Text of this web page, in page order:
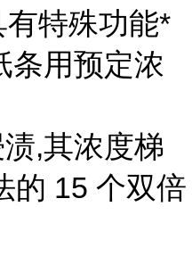
特殊功能*
条用预定浓
,其浓度梯
的 15 个双倍